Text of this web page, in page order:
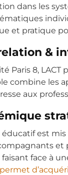
dans les
et pratique
&
Paris 8, LACT
combine les
aux
est
face à